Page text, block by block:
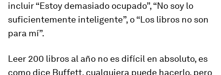
incluir “Estoy demasiado ocupado”, “No soy lo
suficientemente inteligente”, o “Los libros no son
para mí”.
Leer 200 libros al año no es difícil en absoluto, es
como dice Buffett, cualquiera puede hacerlo, pero